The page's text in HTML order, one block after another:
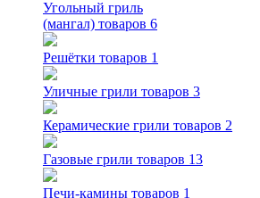
Угольный гриль
(мангал) товаров 6
Решётки товаров 1
Уличные грили товаров 3
Керамические грили товаров 2
Газовые грили товаров 13
Печи-камины товаров 1